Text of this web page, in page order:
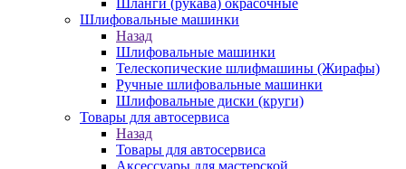
Шланги (рукава) окрасочные
Шлифовальные машинки
Назад
Шлифовальные машинки
Телескопические шлифмашины (Жирафы)
Ручные шлифовальные машинки
Шлифовальные диски (круги)
Товары для автосервиса
Назад
Товары для автосервиса
Аксессуары для мастерской